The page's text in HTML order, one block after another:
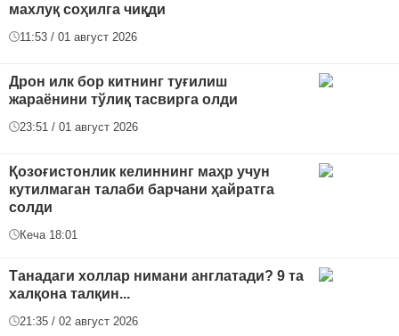
махлуқ соҳилга чиқди
11:53 / 01 август 2026
Дрон илк бор китнинг туғилиш
жараёнини тўлиқ тасвирга олди
23:51 / 01 август 2026
Қозоғистонлик келиннинг маҳр учун
кутилмаган талаби барчани ҳайратга
солди
Кеча 18:01
Танадаги холлар нимани англатади? 9 та
халқона талқин...
21:35 / 02 август 2026